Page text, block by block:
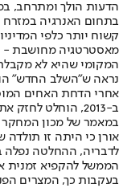
הדעות הולך ומתרחב,
בתחום האנרגיה במזרח
קשוח יותר כלפי
מאסטרטגיה מחושבת -
המקומי שהיא לא
נראה ש"השלב החדש"
אחרי הדחת האחים
ב-2013, הוחלט
אורן כי היתה זו
לדבריה, ההחלטה
הממשל להקפיא זמנית
בעקבות כך, המצרים